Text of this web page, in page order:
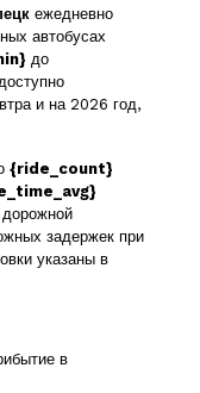
ежедневно
автобусах
до
и на 2026 год,
{ride_count}
задержек при
указаны в
в